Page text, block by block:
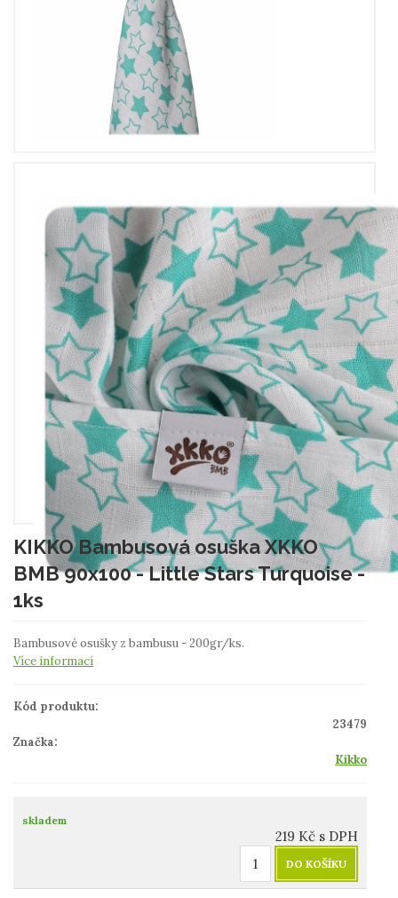
KIKKO Bambusová osuška XKKO
BMB 90x100 - Little Stars Turquoise -
1ks
Bambusové osušky z bambusu - 200gr/ks.
Více informací
Kód produktu:
23479
Značka:
Kikko
skladem
219 Kč s DPH
DO KOŠÍKU